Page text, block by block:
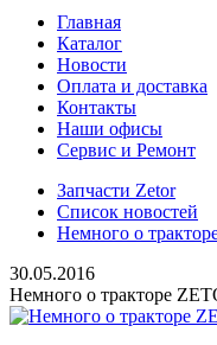
Главная
Каталог
Новости
Оплата и доставка
Контакты
Наши офисы
Сервис и Ремонт
Запчасти Zetor
Список новостей
Немного о
30.05.2016
Немного о тракторе